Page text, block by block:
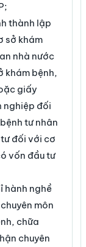
thành lập
sở khám
nhà nước
khám bệnh,
giấy
nghiệp đối
tư nhân
đối với cơ
vốn đầu tư
hành nghề
môn
chữa
chuyên